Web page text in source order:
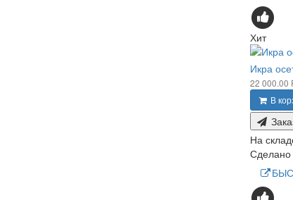
Хит
Икра
22 000.00
В
На
Сделано